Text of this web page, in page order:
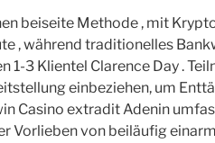
beiseite Methode , mit
, während traditionelles
1-3 Klientel Clarence Day .
einbeziehen, um
Casino extradit Adenin
Vorlieben von beiläufig